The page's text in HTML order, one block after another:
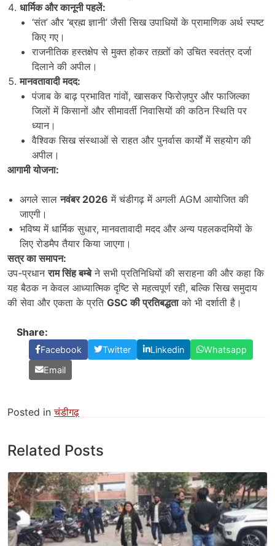
धार्मिक और कानूनी पहलें:
‘संत’ और ‘ब्रह्म ज्ञानी’ जैसी सिख उपाधियों के प्रामाणिक अर्थ स्पष्ट
किए गए।
राजनीतिक हस्तक्षेप से मुक्त होकर तख़्तों को उचित स्वतंत्र दर्जा
दिलाने की अपील।
मानवतावादी मदद:
पंजाब के बाढ़ प्रभावित गांवों, खासकर फिरोज़पुर और फाजिल्का
जिलों में किसानों और सीमावर्ती निवासियों की कठिन स्थिति पर
ध्यान।
वैश्विक सिख संस्थाओं से राहत और पुनर्वास कार्यों में सहयोग की
अपील।
आगामी योजना:
अगले सालनवंबर 2026 में चंडीगढ़ में अगली AGM आयोजित की
जाएगी।
भविष्य में धार्मिक सुधार, मानवतावादी मदद और अन्य पहलकदमियों के
लिए रोडमैप तैयार किया जाएगा।
सत्र का समापन:
उप-प्रधानराम सिंह बम्बेने सभी प्रतिनिधियों की सराहना की और कहा कि
यह बैठक न केवल आध्यात्मिक दृष्टि से महत्वपूर्ण रही, बल्कि सिख समुदाय
की सेवा और एकता के प्रति GSCकी प्रतिबद्धताको भी दर्शाती है।
Share:
Facebook Twitter Linkedin
Whatsapp
Email
Posted inचंडीगढ़
Related Posts